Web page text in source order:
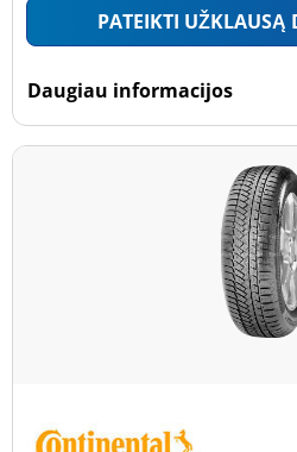
PATEIKTI UŽKLAUSĄ
Daugiau informacijos